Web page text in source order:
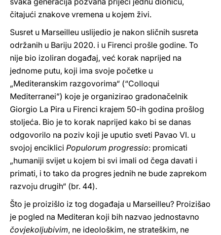
čitajući znakove vremena u kojem živi.
Susret u Marseilleu uslijedio je nakon sličnih susreta
održanih u Bariju 2020. i u Firenci prošle godine. To
nije bio izoliran događaj, već korak naprijed na
jednome putu, koji ima svoje početke u
„Mediteranskim razgovorima“ (“Colloqui
Mediterranei”) koje je organizirao gradonačelnik
Giorgio La Pira u Firenci krajem 50-ih godina prošlog
stoljeća. Bio je to korak naprijed kako bi se danas
odgovorilo na poziv koji je uputio sveti Pavao VI. u
svojoj enciklici Populorum progressio: promicati
„humaniji svijet u kojem bi svi imali od čega davati i
primati, i to tako da progres jednih ne bude zaprekom
razvoju drugih“ (br. 44).
Što je proizišlo iz tog događaja u Marseilleu? Proizišao
je pogled na Mediteran koji bih nazvao jednostavno
čovjekoljubivim, ne ideološkim, ne strateškim, ne